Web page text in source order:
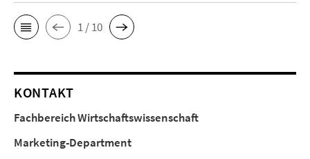
1 / 10
KONTAKT
Fachbereich Wirtschaftswissenschaft
Marketing-Department